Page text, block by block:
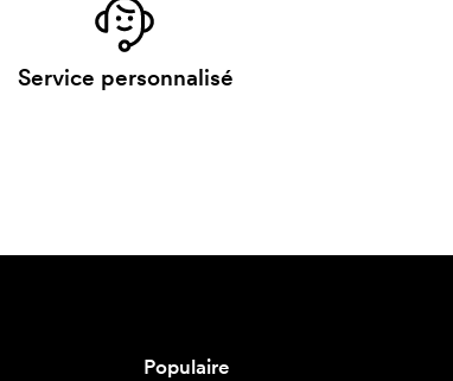
Service personnalisé
Populaire